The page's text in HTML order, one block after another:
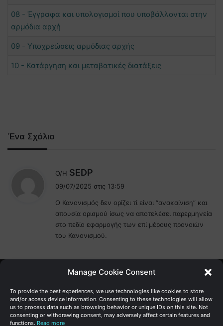
Manage Cookie Consent
To provide the best experiences, we use technologies like cookies to store
and/or access device information. Consenting to these technologies will allow
us to process data such as browsing behavior or unique IDs on this site. Not
consenting or withdrawing consent, may adversely affect certain features and
functions. Read more
08 - Έγγραφα και υπολογισμοί που υποβάλλονται στην
αρμόδια αρχή
09 - Υποχρεώσεις αρμόδιας αρχής
10 - Κατάργηση και μεταβατικές διατάξεις
Ένα Σχόλιο
Ο/Η SEDP
ι
:
09/07/2025 στις 13:59
Ο Κανονισμός δεν ορίζει τί είναι “ανακαίνιση” και
απουσία ορισμού ίσως να αποτελέσει παρερμηνεία
στο πεδίο εφαρμογής των επί μέρους προνοιών
του Κανονισμού.
Γενική Διεύθυνση Ανάπτυξης
Υπουργείο Οικονομικών | Κυπριακή Δημοκρατία